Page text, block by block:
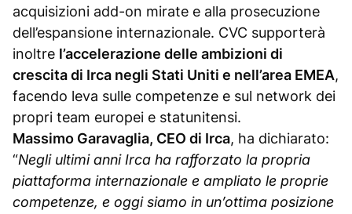
acquisizioni add-on mirate e alla prosecuzione
dell’espansione internazionale. CVC supporterà
inoltre l’accelerazione delle ambizioni di
crescita di Irca negli Stati Uniti e nell’area EMEA,
facendo leva sulle competenze e sul network dei
propri team europei e statunitensi.
Massimo Garavaglia, CEO di Irca, ha dichiarato:
“Negli ultimi anni Irca ha rafforzato la propria
piattaforma internazionale e ampliato le proprie
competenze, e oggi siamo in un’ottima posizione